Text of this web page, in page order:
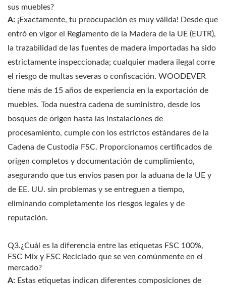
sus muebles?
A: ¡Exactamente, tu preocupación es muy válida! Desde que
entró en vigor el Reglamento de la Madera de la UE (EUTR),
la trazabilidad de las fuentes de madera importadas ha sido
estrictamente inspeccionada; cualquier madera ilegal corre
el riesgo de multas severas o confiscación. WOODEVER
tiene más de 15 años de experiencia en la exportación de
muebles. Toda nuestra cadena de suministro, desde los
bosques de origen hasta las instalaciones de
procesamiento, cumple con los estrictos estándares de la
Cadena de Custodia FSC. Proporcionamos certificados de
origen completos y documentación de cumplimiento,
asegurando que tus envíos pasen por la aduana de la UE y
de EE. UU. sin problemas y se entreguen a tiempo,
eliminando completamente los riesgos legales y de
reputación.
Q3.¿Cuál es la diferencia entre las etiquetas FSC 100%,
FSC Mix y FSC Reciclado que se ven comúnmente en el
mercado?
A: Estas etiquetas indican diferentes composiciones de